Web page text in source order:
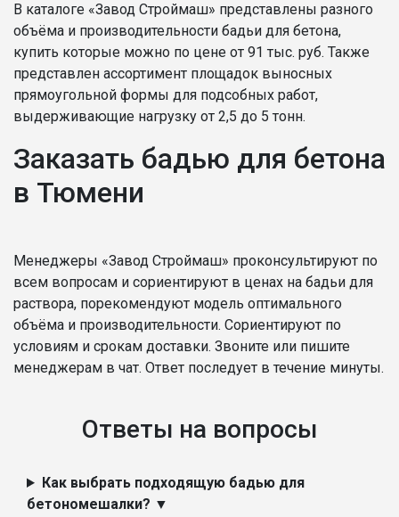
В каталоге «Завод Строймаш» представлены разного
объёма и производительности бадьи для бетона,
купить которые можно по цене от 91 тыс. руб. Также
представлен ассортимент площадок выносных
прямоугольной формы для подсобных работ,
выдерживающие нагрузку от 2,5 до 5 тонн.
Заказать бадью для бетона
в Тюмени
Менеджеры «Завод Строймаш» проконсультируют по
всем вопросам и сориентируют в ценах на бадьи для
раствора, порекомендуют модель оптимального
объёма и производительности. Сориентируют по
условиям и срокам доставки. Звоните или пишите
менеджерам в чат. Ответ последует в течение минуты.
Ответы на вопросы
Как выбрать подходящую бадью для
бетономешалки? ▼